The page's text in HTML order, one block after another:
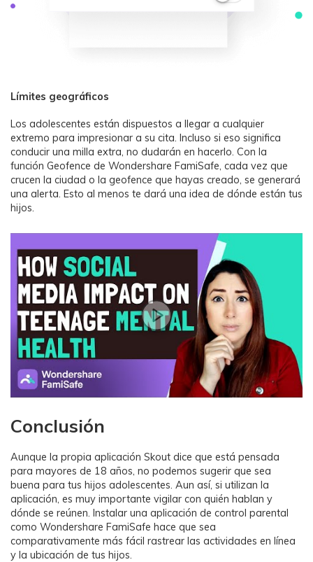
Límites geográficos
Los adolescentes están dispuestos a llegar a cualquier
extremo para impresionar a su cita. Incluso si eso significa
conducir una milla extra, no dudarán en hacerlo. Con la
función Geofence de Wondershare FamiSafe, cada vez que
crucen la ciudad o la geofence que hayas creado, se generará
una alerta. Esto al menos te dará una idea de dónde están tus
hijos.
Conclusión
Aunque la propia aplicación Skout dice que está pensada
para mayores de 18 años, no podemos sugerir que sea
buena para tus hijos adolescentes. Aun así, si utilizan la
aplicación, es muy importante vigilar con quién hablan y
dónde se reúnen. Instalar una aplicación de control parental
como Wondershare FamiSafe hace que sea
comparativamente más fácil rastrear las actividades en línea
y la ubicación de tus hijos.󠀲󠀩󠀩󠀢󠀠󠀢󠀤󠀳